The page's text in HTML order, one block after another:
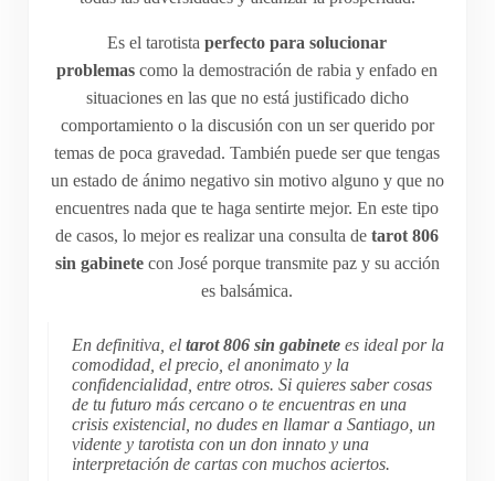
Es el tarotistaperfecto para solucionar
problemas como la demostración de rabia y enfado en
situaciones en las que no está justificado dicho
comportamiento o la discusión con un ser querido por
temas de poca gravedad. También puede ser que tengas
un estado de ánimo negativo sin motivo alguno y que no
encuentres nada que te haga sentirte mejor. En este tipo
de casos, lo mejor es realizar una consulta detarot806
sin gabinetecon José porque transmite paz y su acción
es balsámica.
En definitiva, el tarot806 sin gabinete es ideal por la
comodidad, el precio, el anonimato y la
confidencialidad, entre otros. Si quieres saber cosas
de tu futuro más cercano o te encuentras en una
crisis existencial, no dudes en llamar a Santiago, un
vidente y tarotista con un don innato y una
interpretación de cartas con muchos aciertos.